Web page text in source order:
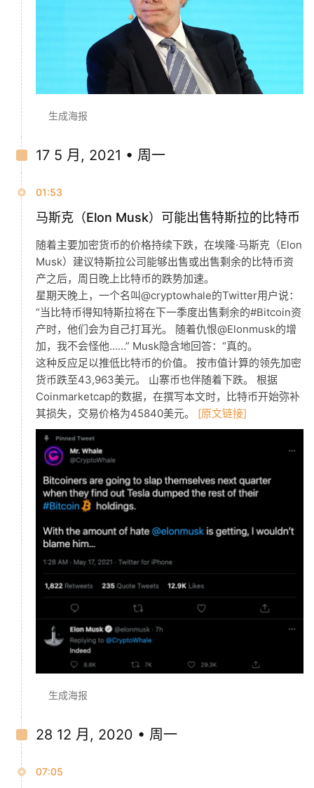
生成海报
17 5 月, 2021 • 周一
01:53
马斯克（Elon Musk）可能出售特斯拉的比特币
随着主要加密货币的价格持续下跌，在埃隆·马斯克（Elon
Musk）建议特斯拉公司能够出售或出售剩余的比特币资
产之后，周日晚上比特币的跌势加速。
星期天晚上，一个名叫@cryptowhale的Twitter用户说：
“当比特币得知特斯拉将在下一季度出售剩余的#Bitcoin资
产时，他们会为自己打耳光。 随着仇恨@Elonmusk的增
加，我不会怪他……” Musk隐含地回答：“真的。
这种反应足以推低比特币的价值。 按市值计算的领先加密
货币跌至43,963美元。 山寨币也伴随着下跌。 根据
Coinmarketcap的数据，在撰写本文时，比特币开始弥补
其损失，交易价格为45840美元。 [原文链接]
生成海报
28 12 月, 2020 • 周一
07:05